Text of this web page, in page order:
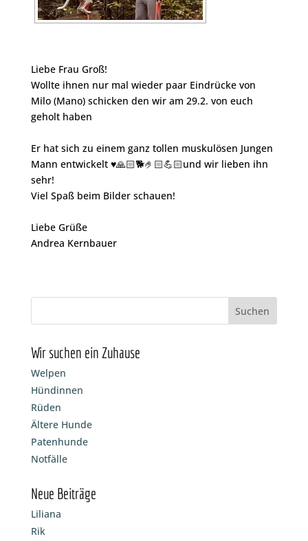
Liebe Frau Groß!
Wollte ihnen nur mal wieder paar Eindrücke von
Milo (Mano) schicken den wir am 29.2. von euch
geholt haben
Er hat sich zu einem ganz tollen muskulösen Jungen
Mann entwickelt ♥️🙏🏻🐕🤌🏻💪🏻und wir lieben ihn
sehr!
Viel Spaß beim Bilder schauen!
Liebe Grüße
Andrea Kernbauer
Wir suchen ein Zuhause
Welpen
Hündinnen
Rüden
Ältere Hunde
Patenhunde
Notfälle
Neue Beiträge
Liliana
Rik